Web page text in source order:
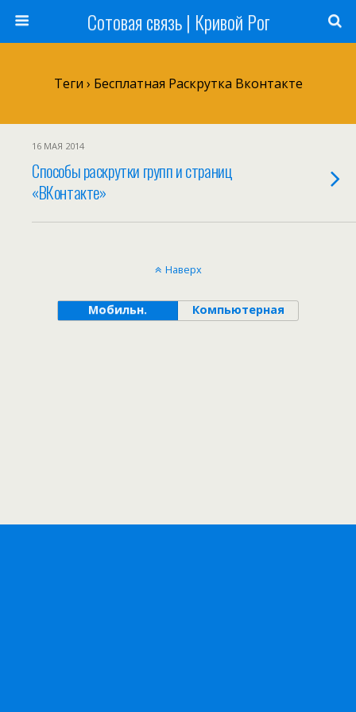
Сотовая связь | Кривой Рог
Теги › Бесплатная Раскрутка Вконтакте
16 МАЯ 2014
Способы раскрутки групп и страниц
«ВКонтакте»
Наверх
Мобильн. Компьютерная